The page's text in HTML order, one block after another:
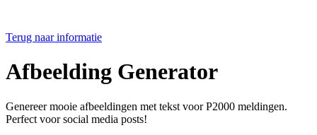
Terug naar informatie
Afbeelding Generator
Genereer mooie afbeeldingen met tekst voor P2000 meldingen.
Perfect voor social media posts!